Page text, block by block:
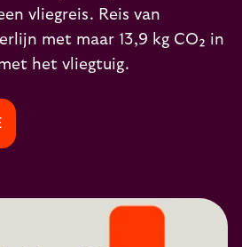
vliegreis. Reis van
met maar 13,9 kg CO₂ in
het vliegtuig.